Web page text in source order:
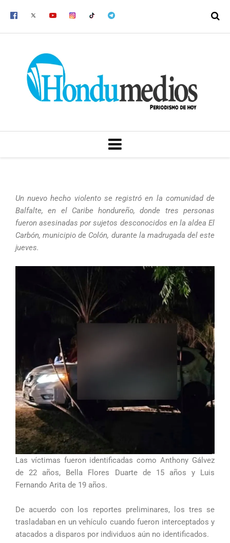
MENU
Un nuevo hecho violento se registró en la comunidad de
Balfalte, en el Caribe hondureño, donde tres personas
fueron asesinadas por sujetos desconocidos en la aldea El
Carbón, municipio de Colón, durante la madrugada del este
jueves.
Las víctimas fueron identificadas como Anthony Gálvez
de 22 años, Bella Flores Duarte de 15 años y Luis
Fernando Arita de 19 años.
De acuerdo con los reportes preliminares, los tres se
trasladaban en un vehículo cuando fueron interceptados y
atacados a disparos por individuos aún no identificados.